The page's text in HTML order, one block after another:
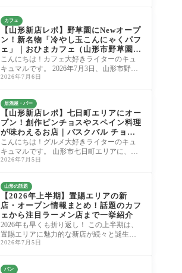
カフェ
【山形新店レポ】野草園にNewオープ
ン！新名物「冷やし玉こんにゃくパフ
ェ」｜おひまカフェ（山形市野草園
内）
こんにちは！カフェ大好きライターのキュ
キュマルです。 2026年7月3日、山形市野草
園の中に「おひまカフェ」さんが新しくグ
2026年7月6日
居酒屋・バー
【山形新店レポ】七日町エリアにオー
プン！創作ピンチョスやスペイン料理
が味わえるお店｜バスクバル チョコ
（山形市）
こんにちは！グルメ大好きライターのキュ
キュマルです。 山形市七日町エリアに、本
場スペイン・バスクの食文化と和のエッセ
2026年7月5日
山形の話題
【2026年上半期】置賜エリアの新
店・オープン情報まとめ！話題のカフ
ェから注目ラーメン店まで一挙紹介
2026年も早くも折り返し！ この上半期は、
置賜エリアに魅力的な新店が続々と誕生
し、注目スポットが目白押しでしたね。 そ
2026年7月5日
パン